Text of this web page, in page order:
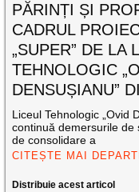
PĂRINȚI ȘI
CADRUL
„SUPER” DE LA
TEHNOLOGIC
DENSUȘIANU”
Liceul Tehnologic „Ovid
continuă demersurile de
de consolidare a
CITEȘTE MAI
Distribuie acest articol